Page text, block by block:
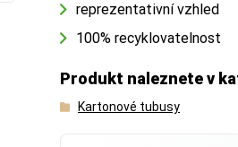
reprezentativní vzhled
100% recyklovatelnost
Produkt naleznete v
Kartonové tubusy